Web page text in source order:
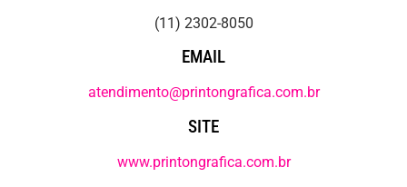
(11) 2302-8050
EMAIL
atendimento@printongrafica.com.br
SITE
www.printongrafica.com.br